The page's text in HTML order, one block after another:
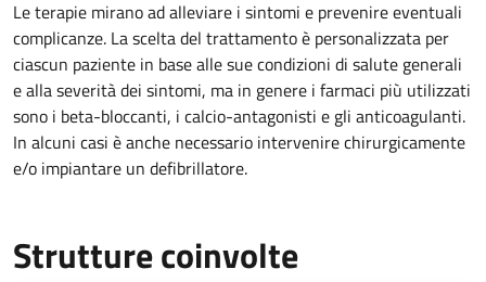
Le terapie mirano ad alleviare i sintomi e prevenire eventuali
complicanze. La scelta del trattamento è personalizzata per
ciascun paziente in base alle sue condizioni di salute generali
e alla severità dei sintomi, ma in genere i farmaci più utilizzati
sono i beta-bloccanti, i calcio-antagonisti e gli anticoagulanti.
In alcuni casi è anche necessario intervenire chirurgicamente
e/o impiantare un defibrillatore.
Strutture coinvolte